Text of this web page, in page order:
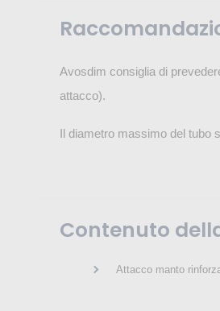
Avosdim consiglia di
attacco).
Il diametro massimo del tubo
Contenuto
Attacco manto